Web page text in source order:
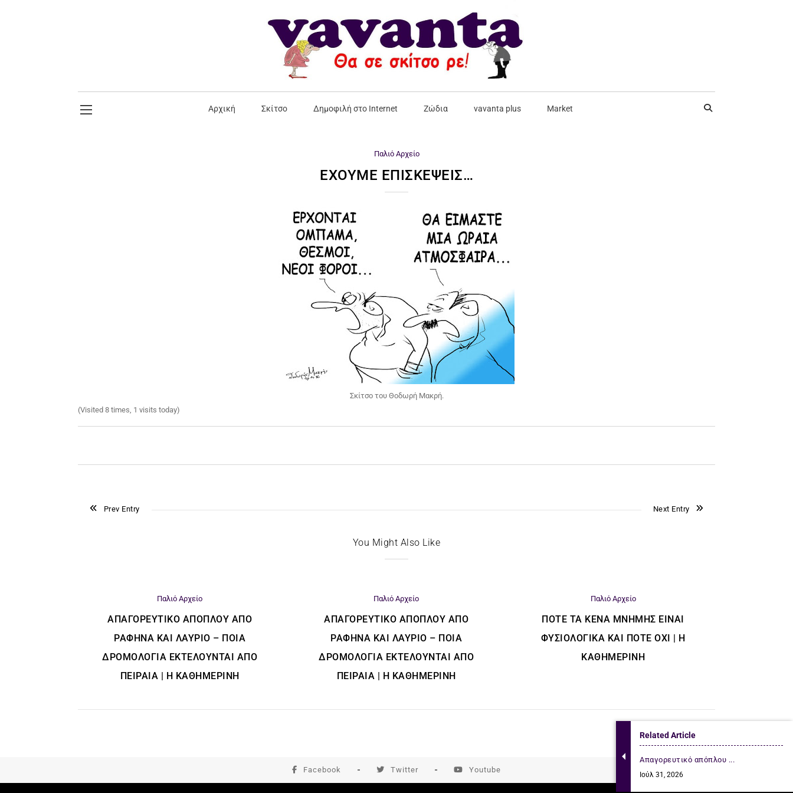
Αρχική Σκίτσο Δημοφιλή στο Internet Ζώδια vavanta plus Market
Παλιό Αρχείο
ΈΧΟΥΜΕ ΕΠΙΣΚΈΨΕΙΣ…
Σκίτσο του Θοδωρή Μακρή.
(Visited 8 times, 1 visits today)
Prev Entry Next Entry
Related Article
Απαγορευτικό απόπλου ...
Ιούλ 31, 2026
You Might Also Like
Παλιό Αρχείο
ΑΠΑΓΟΡΕΥΤΙΚΌ ΑΠΌΠΛΟΥ ΑΠΌ
ΡΑΦΉΝΑ ΚΑΙ ΛΑΎΡΙΟ – ΠΟΙΑ
ΔΡΟΜΟΛΌΓΙΑ ΕΚΤΕΛΟΎΝΤΑΙ ΑΠΌ
ΠΕΙΡΑΙΆ | Η ΚΑΘΗΜΕΡΙΝΗ
Παλιό Αρχείο
ΑΠΑΓΟΡΕΥΤΙΚΌ ΑΠΌΠΛΟΥ ΑΠΌ
ΡΑΦΉΝΑ ΚΑΙ ΛΑΎΡΙΟ – ΠΟΙΑ
ΔΡΟΜΟΛΌΓΙΑ ΕΚΤΕΛΟΎΝΤΑΙ ΑΠΌ
ΠΕΙΡΑΙΆ | Η ΚΑΘΗΜΕΡΙΝΗ
Παλιό Αρχείο
ΠΌΤΕ ΤΑ ΚΕΝΆ ΜΝΉΜΗΣ ΕΊΝΑΙ
ΦΥΣΙΟΛΟΓΙΚΆ ΚΑΙ ΠΌΤΕ ΌΧΙ | Η
ΚΑΘΗΜΕΡΙΝΗ
Facebook Twitter Youtube